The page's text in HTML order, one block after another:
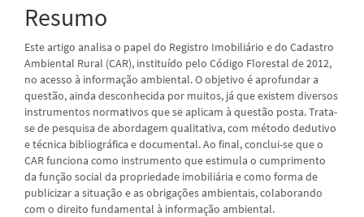
principal
Resumo
Este artigo analisa o papel do Registro Imobiliário e do Cadastro
Ambiental Rural (CAR), instituído pelo Código Florestal de 2012,
no acesso à informação ambiental. O objetivo é aprofundar a
questão, ainda desconhecida por muitos, já que existem diversos
instrumentos normativos que se aplicam à questão posta. Trata-
se de pesquisa de abordagem qualitativa, com método dedutivo
e técnica bibliográfica e documental. Ao final, conclui-se que o
CAR funciona como instrumento que estimula o cumprimento
da função social da propriedade imobiliária e como forma de
publicizar a situação e as obrigações ambientais, colaborando
com o direito fundamental à informação ambiental.